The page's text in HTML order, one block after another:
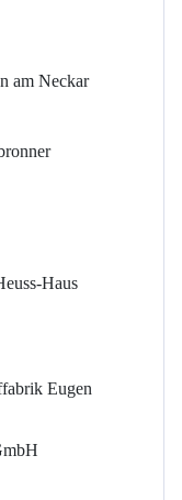
am Neckar
Haus
Eugen